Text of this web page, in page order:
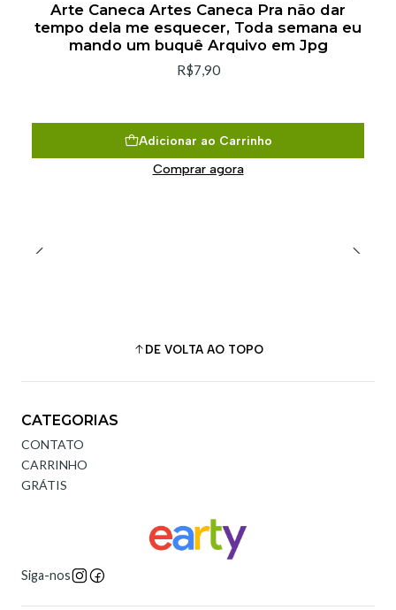
Arte Caneca Artes Caneca Pra não dar
tempo dela me esquecer, Toda semana eu
mando um buquê Arquivo em Jpg
R$7,90
Adicionar ao Carrinho
Comprar agora
DE VOLTA AO TOPO
CATEGORIAS
CONTATO
CARRINHO
GRÁTIS
Siga-nos